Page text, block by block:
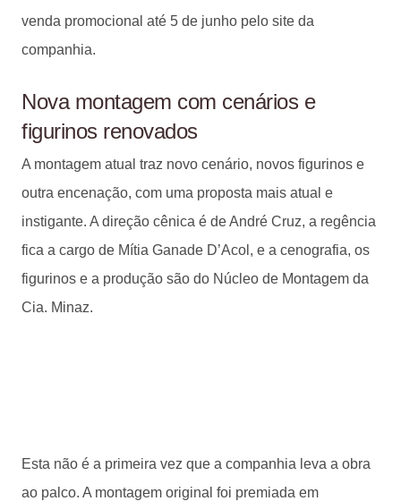
venda promocional até 5 de junho pelo site da
companhia.
Nova montagem com cenários e
figurinos renovados
A montagem atual traz novo cenário, novos figurinos e
outra encenação, com uma proposta mais atual e
instigante. A direção cênica é de André Cruz, a regência
fica a cargo de Mítia Ganade D’Acol, e a cenografia, os
figurinos e a produção são do Núcleo de Montagem da
Cia. Minaz.
Esta não é a primeira vez que a companhia leva a obra
ao palco. A montagem original foi premiada em